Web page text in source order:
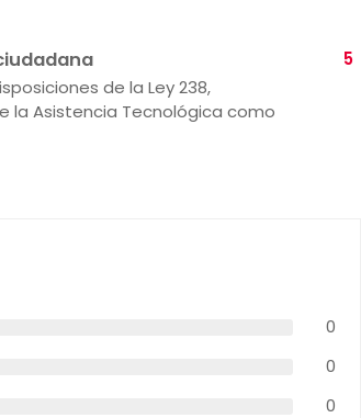
de la Ley 238,
la Asistencia Tecnológica como
5
0
0
0